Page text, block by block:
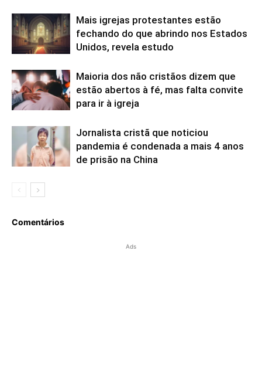
Mais igrejas protestantes estão
fechando do que abrindo nos Estados
Unidos, revela estudo
Maioria dos não cristãos dizem que
estão abertos à fé, mas falta convite
para ir à igreja
Jornalista cristã que noticiou
pandemia é condenada a mais 4 anos
de prisão na China
Comentários
Ads